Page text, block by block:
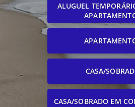
ALUGUEL
CASA/
CASA/SOBRADO EM